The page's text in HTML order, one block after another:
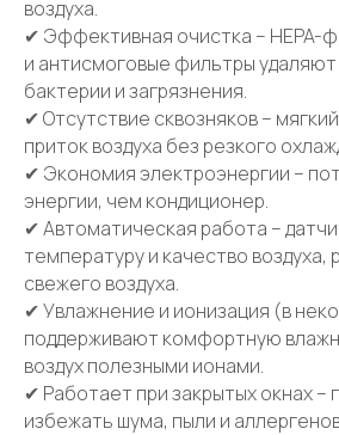
воздуха.
✔ Эффективная очистка – HEPA-
и антисмоговые фильтры
бактерии и загрязнения.
✔ Отсутствие сквозняков –
приток воздуха без резкого
✔ Экономия электроэнергии –
энергии, чем кондиционер.
✔ Автоматическая работа –
температуру и качество воздуха,
свежего воздуха.
✔ Увлажнение и ионизация (в
поддерживают комфортную
воздух полезными ионами.
✔ Работает при закрытых окнах –
избежать шума, пыли и
Отвечаем на
задаваемые
наших клиентов